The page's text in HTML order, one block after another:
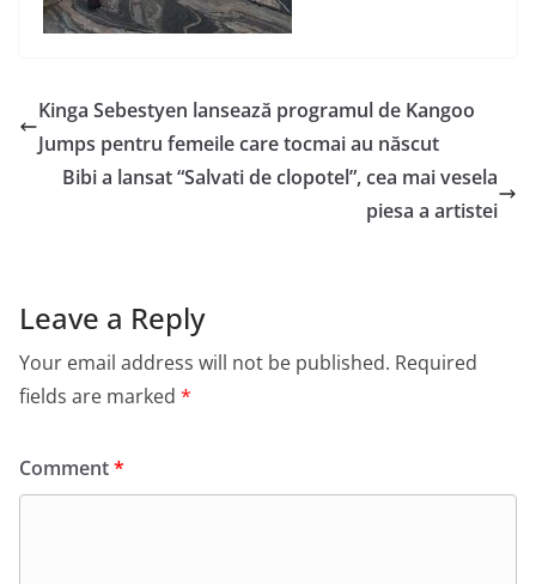
Kinga Sebestyen lansează programul de Kangoo
Jumps pentru femeile care tocmai au născut
Bibi a lansat “Salvati de clopotel”, cea mai vesela
piesa a artistei
Leave a Reply
Your email address will not be published. Required
fields are marked *
Comment*